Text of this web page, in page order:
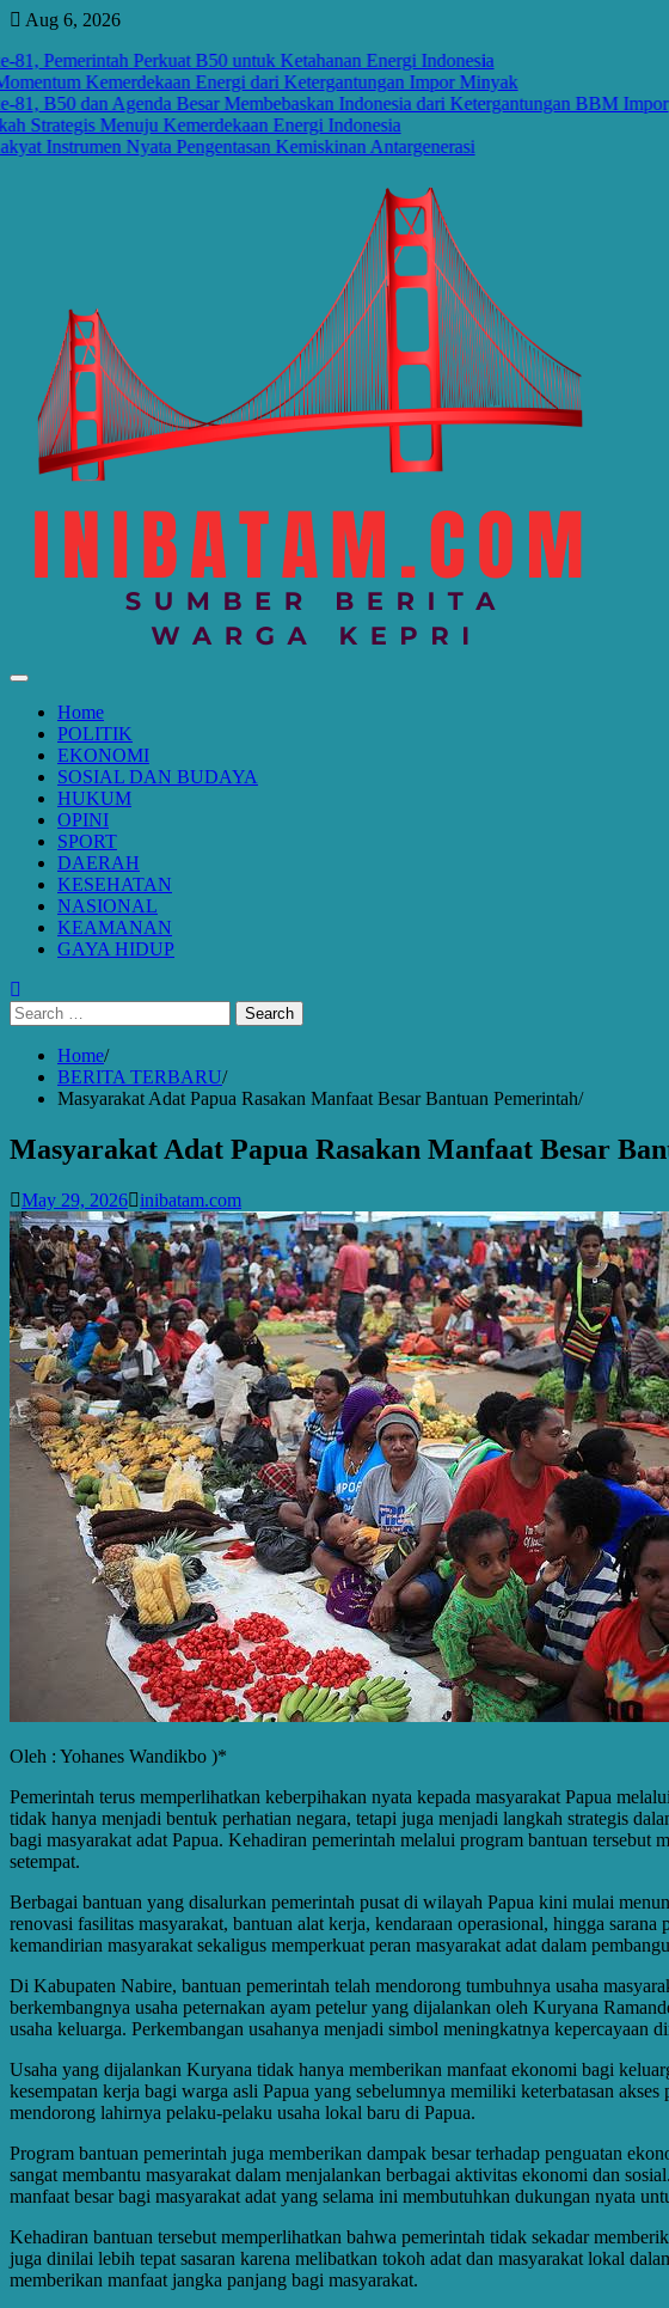
Skip
content
Aug 6, 2026
Pemerintah Perkuat B50 untuk Ketahanan Energi Indonesia
Kemerdekaan Energi dari Ketergantungan Impor Minyak
B50 dan Agenda Besar Membebaskan Indonesia dari Ketergantungan BBM Impor
Strategis Menuju Kemerdekaan Energi Indonesia
Instrumen Nyata Pengentasan Kemiskinan Antargenerasi
Home
POLITIK
EKONOMI
SOSIAL DAN BUDAYA
HUKUM
OPINI
SPORT
DAERAH
KESEHATAN
NASIONAL
KEAMANAN
GAYA HIDUP
Search
for:
Home
BERITA TERBARU
Masyarakat Adat Papua Rasakan Manfaat Besar Bantuan Pemerintah
Masyarakat Adat Papua Rasakan Manfaat Besar
May 29, 2026 inibatam.com
Oleh : Yohanes Wandikbo )*
Pemerintah terus memperlihatkan keberpihakan nyata kepada masyarakat Papua
tidak hanya menjadi bentuk perhatian negara, tetapi juga menjadi langkah strategis
bagi masyarakat adat Papua. Kehadiran pemerintah melalui program bantuan
setempat.
Berbagai bantuan yang disalurkan pemerintah pusat di wilayah Papua kini mulai
renovasi fasilitas masyarakat, bantuan alat kerja, kendaraan operasional, hingga
kemandirian masyarakat sekaligus memperkuat peran masyarakat adat dalam
Di Kabupaten Nabire, bantuan pemerintah telah mendorong tumbuhnya usaha
berkembangnya usaha peternakan ayam petelur yang dijalankan oleh Kuryana
usaha keluarga. Perkembangan usahanya menjadi simbol meningkatnya kepercayaan
Usaha yang dijalankan Kuryana tidak hanya memberikan manfaat ekonomi bagi
kesempatan kerja bagi warga asli Papua yang sebelumnya memiliki keterbatasan
mendorong lahirnya pelaku-pelaku usaha lokal baru di Papua.
Program bantuan pemerintah juga memberikan dampak besar terhadap penguatan
sangat membantu masyarakat dalam menjalankan berbagai aktivitas ekonomi dan
manfaat besar bagi masyarakat adat yang selama ini membutuhkan dukungan nyata
Kehadiran bantuan tersebut memperlihatkan bahwa pemerintah tidak sekadar
juga dinilai lebih tepat sasaran karena melibatkan tokoh adat dan masyarakat lokal
memberikan manfaat jangka panjang bagi masyarakat.